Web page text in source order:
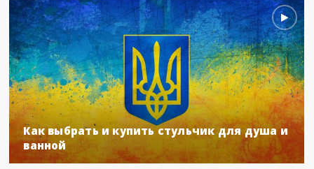
Как выбрать и купить стульчик для душа и
ванной